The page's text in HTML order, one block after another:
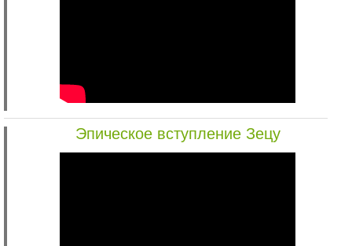
Эпическое вступление Зецу